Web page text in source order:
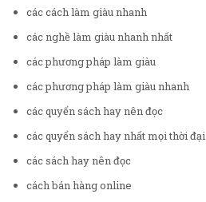
các cách làm giàu nhanh
các nghề làm giàu nhanh nhất
các phương pháp làm giàu
các phương pháp làm giàu nhanh
các quyển sách hay nên đọc
các quyển sách hay nhất mọi thời đại
các sách hay nên đọc
cách bán hàng online